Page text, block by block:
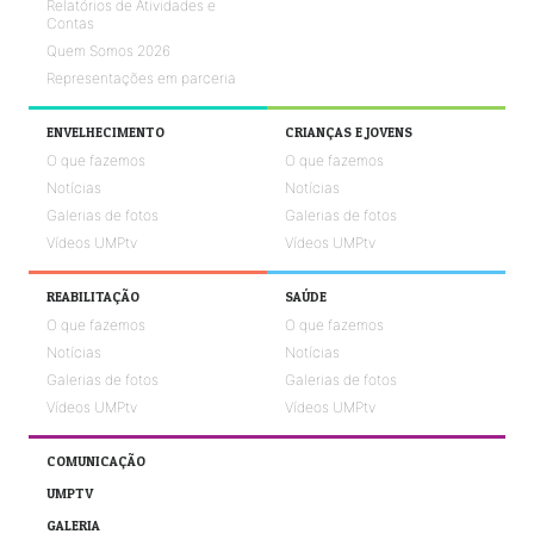
Relatórios de Atividades e
Contas
Quem Somos 2026
Representações em parceria
ENVELHECIMENTO
O que fazemos
Notícias
Galerias de fotos
Vídeos UMPtv
CRIANÇAS E JOVENS
O que fazemos
Notícias
Galerias de fotos
Vídeos UMPtv
REABILITAÇÃO
O que fazemos
Notícias
Galerias de fotos
Vídeos UMPtv
SAÚDE
O que fazemos
Notícias
Galerias de fotos
Vídeos UMPtv
COMUNICAÇÃO
UMPTV
GALERIA